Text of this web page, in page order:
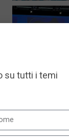
su tutti i temi